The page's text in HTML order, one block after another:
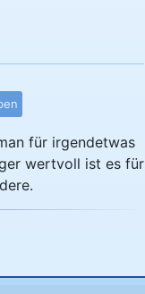
für irgendetwas
wertvoll ist es für